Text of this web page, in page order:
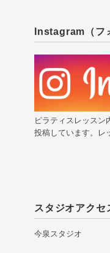
Instagram（フ
ピラティスレッスン
投稿しています。レ
スタジオアクセ
今泉スタジオ